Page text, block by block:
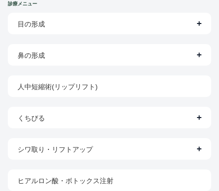
診療メニュー
目の形成
鼻の形成
人中短縮術(リップリフト)
くちびる
シワ取り・リフトアップ
ヒアルロン酸・ボトックス注射